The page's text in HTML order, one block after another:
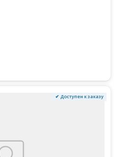
✔ Доступен к заказу